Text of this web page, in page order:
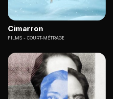
Cimarron
FILMS COURT-MÉTRAGE